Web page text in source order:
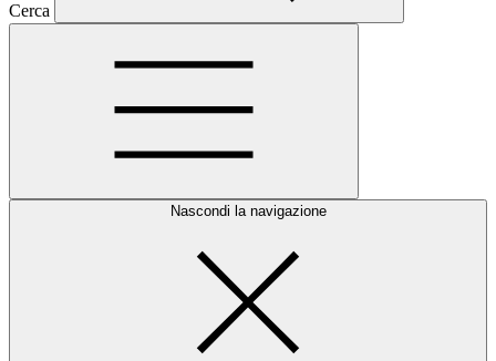
Cerca
Nascondi la navigazione